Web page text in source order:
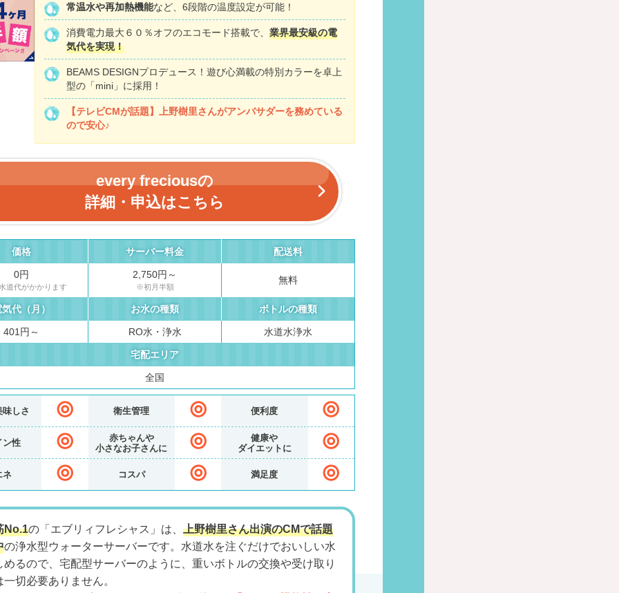
常温水や再加熱機能など、6段階の温度設定が可能！
消費電力最大６０％オフのエコモード搭載で、 業界最安級の電
気代を実現！
BEAMS DESIGNプロデュース！遊び心満載の特別カラーを卓上
型の「mini」に採用！
【テレビCMが話題】
上野樹里さんがアンバサダーを務めている
ので安心♪
every freciousの
詳細・申込はこちら
価格 サーバー料金 配送料
0円
道代がかかります
2,750円～
※初月半額
無料
代（月） お水の種類 ボトルの種類
401円～ RO水・浄水 水道水浄水
宅配エリア
全国
味しさ 衛生管理 便利度
ン性
赤ちゃんや
小さなお子さんに
健康や
ダイエットに
ネ コスパ 満足度
No.1の「エブリィフレシャス」は、 上野樹里さん出演のCMで話題
の浄水型ウォーターサーバーです。水道水を注ぐだけでおいしい水
めるので、宅配型サーバーのように、重いボトルの交換や受け取り
一切必要ありません。